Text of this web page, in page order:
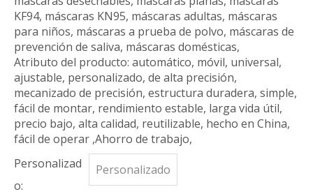
KF94, máscaras KN95, máscaras adultas, máscaras
para niños, máscaras a prueba de polvo, máscaras de
prevención de saliva, máscaras domésticas,
Atributo del producto: automático, móvil, universal,
ajustable, personalizado, de alta precisión,
mecanizado de precisión, estructura duradera, simple,
fácil de montar, rendimiento estable, larga vida útil,
precio bajo, alta calidad, reutilizable, hecho en China,
fácil de operar ,Ahorro de trabajo,
Personalizad
o:
Personalizado